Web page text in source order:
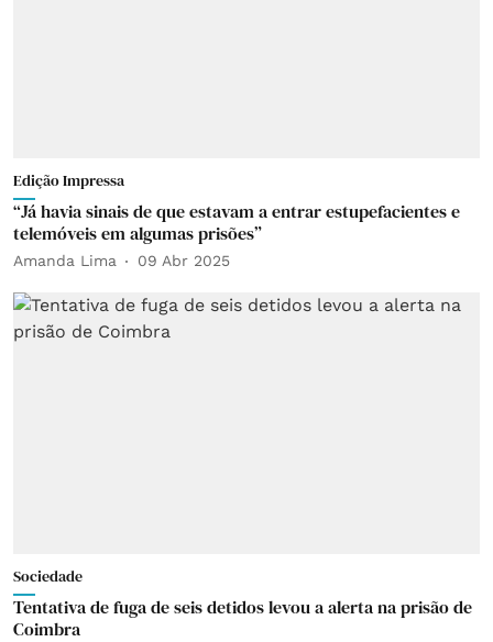
Edição Impressa
“Já havia sinais de que estavam a entrar estupefacientes e
telemóveis em algumas prisões”
Amanda Lima 09 Abr 2025
Sociedade
Tentativa de fuga de seis detidos levou a alerta na prisão de
Coimbra